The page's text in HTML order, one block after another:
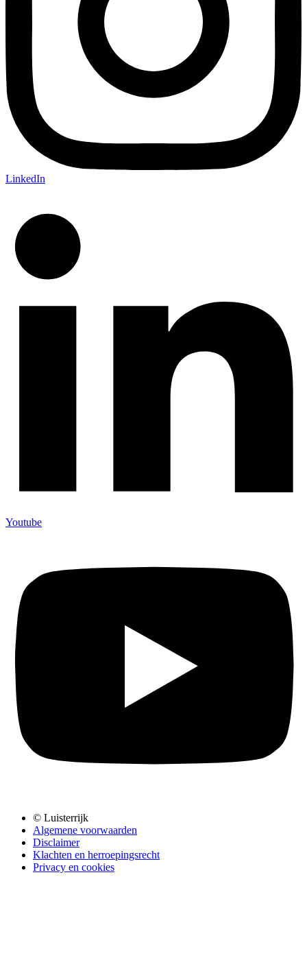
LinkedIn
Youtube
© Luisterrijk
Algemene voorwaarden
Disclaimer
Klachten en herroepingsrecht
Privacy en cookies